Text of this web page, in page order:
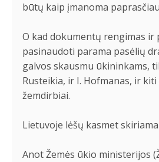
būtų kaip įmanoma
O kad dokumentų rengimas
pasinaudoti parama pasėlių
galvos skausmu ūkininkams,
Rusteikia, ir I. Hofmanas, ir
žemdirbiai.
Lietuvoje lėšų kasmet
Anot Žemės ūkio ministerijos